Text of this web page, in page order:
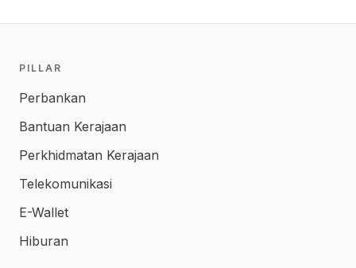
PILLAR
Perbankan
Bantuan Kerajaan
Perkhidmatan Kerajaan
Telekomunikasi
E-Wallet
Hiburan